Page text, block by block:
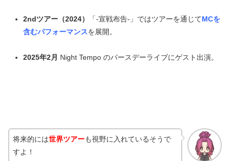
2ndツアー（2024） 「-宣戦布告-」ではツアーを通じてMCを
含むパフォーマンスを展開。
2025年2月 Night Tempo のバースデーライブにゲスト出演。
将来的には世界ツアーも視野に入れているそうで
すよ！